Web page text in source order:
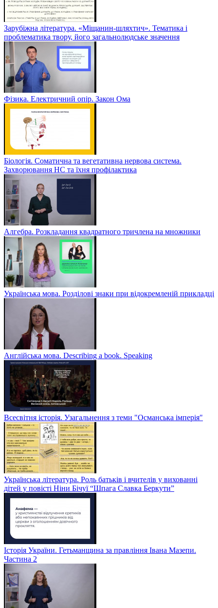
Зарубіжна література. «Міщанин-шляхтич». Тематика і
проблематика твору, його загальнолюдське значення
Фізика. Електричний опір. Закон Ома
Біологія. Соматична та вегетативна нервова система.
Захворювання НС та їхня профілактика
Алгебра. Розкладання квадратного тричлена на множники
Українська мова. Розділові знаки при відокремленій прикладці
Англійська мова. Describing a book. Speaking
Всесвітня історія. Узагальнення з теми "Османська імперія"
Українська література. Роль батьків і вчителів у вихованні
дітей у повісті Ніни Бічуї “Шпага Славка Беркути”
Історія України. Гетьманщина за правління Івана Мазепи.
Частина 2